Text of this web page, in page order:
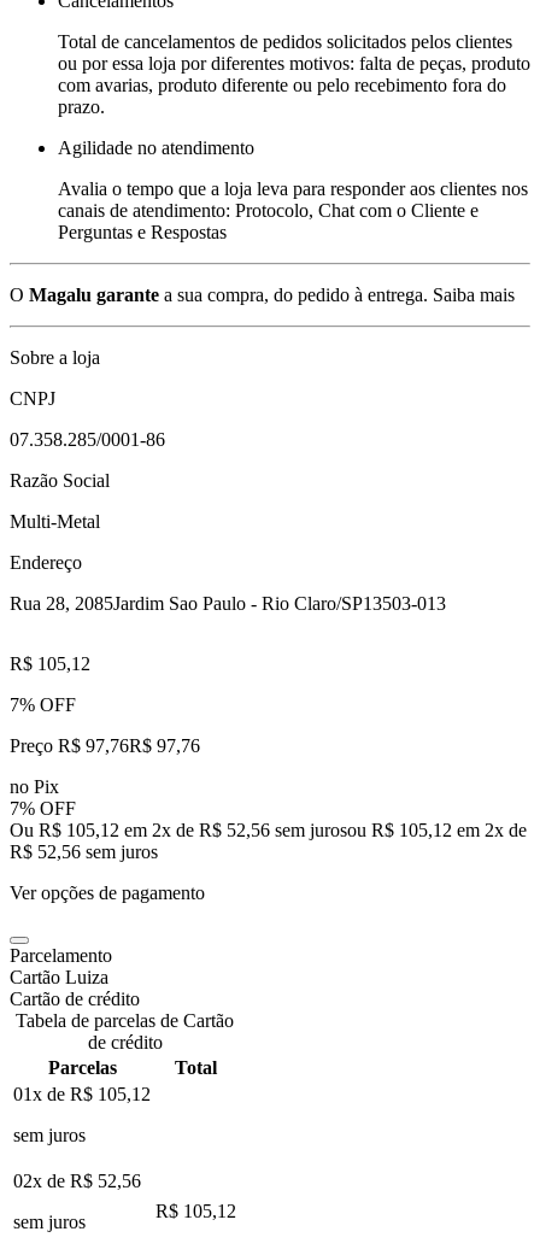
Total de cancelamentos de pedidos solicitados pelos clientes
ou por essa loja por diferentes motivos: falta de peças, produto
com avarias, produto diferente ou pelo recebimento fora do
prazo.
Agilidade no atendimento
Avalia o tempo que a loja leva para responder aos clientes nos
canais de atendimento: Protocolo, Chat com o Cliente e
Perguntas e Respostas
O Magalu garante a sua compra, do pedido à entrega. Saiba mais
Sobre a loja
CNPJ
07.358.285/0001-86
Razão Social
Multi-Metal
Endereço
Rua 28, 2085Jardim Sao Paulo - Rio Claro/SP13503-013
R$ 105,12
7% OFF
Preço R$ 97,76R$ 97,76
no Pix
7% OFF
Ou R$ 105,12 em 2x de R$ 52,56 sem jurosou R$ 105,12 em 2x de
R$ 52,56 sem juros
Ver opções de pagamento
Parcelamento
Cartão Luiza
Cartão de crédito
Tabela de parcelas de Cartão
de crédito
Parcelas
Total
01x de R$ 105,12
sem juros
02x de R$ 52,56
sem juros
R$ 105,12